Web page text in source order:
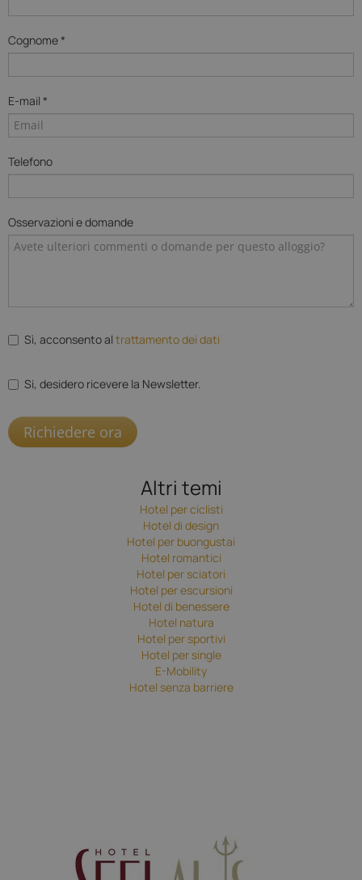
Cognome *
E-mail *
Telefono
Osservazioni e domande
Sì, acconsento al trattamento dei dati
Si, desidero ricevere la Newsletter.
Richiedere ora
Altri temi
Hotel per ciclisti
Hotel di design
Hotel per buongustai
Hotel romantici
Hotel per sciatori
Hotel per escursioni
Hotel di benessere
Hotel natura
Hotel per sportivi
Hotel per single
E-Mobility
Hotel senza barriere